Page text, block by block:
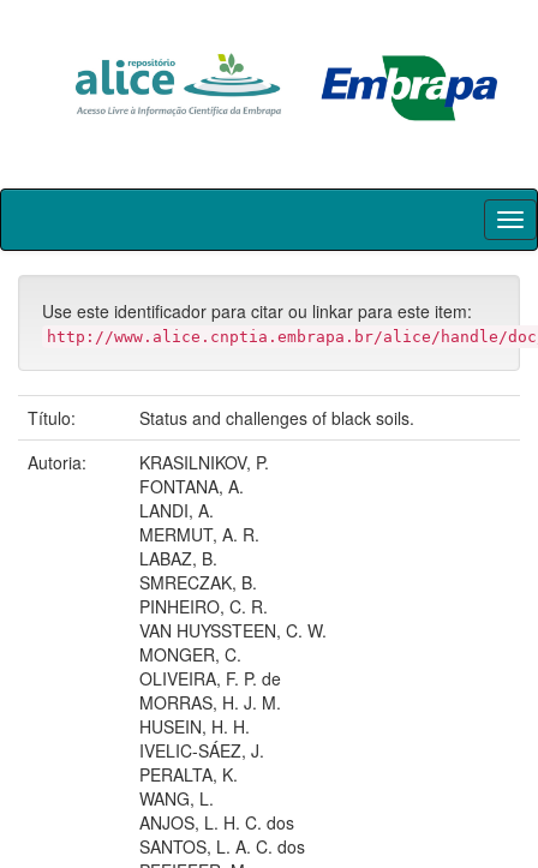
Skip
Use este identificador para citar ou linkar para este item:
http://www.alice.cnptia.embrapa.br/alice/handle/doc/
Título:
Status and challenges of black soils.
Autoria:
KRASILNIKOV, P.
FONTANA, A.
LANDI, A.
MERMUT, A. R.
LABAZ, B.
SMRECZAK, B.
PINHEIRO, C. R.
VAN HUYSSTEEN, C. W.
MONGER, C.
OLIVEIRA, F. P. de
MORRAS, H. J. M.
HUSEIN, H. H.
IVELIC-SÁEZ, J.
PERALTA, K.
WANG, L.
ANJOS, L. H. C. dos
SANTOS, L. A. C. dos